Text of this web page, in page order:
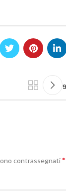
contrassegnati*